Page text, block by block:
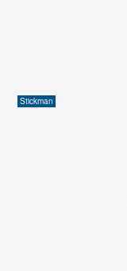
Stickman